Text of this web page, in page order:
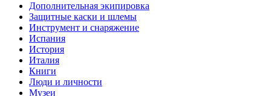
Дополнительная экипировка
Защитные каски и шлемы
Инструмент и снаряжение
Испания
История
Италия
Книги
Люди и личности
Музеи